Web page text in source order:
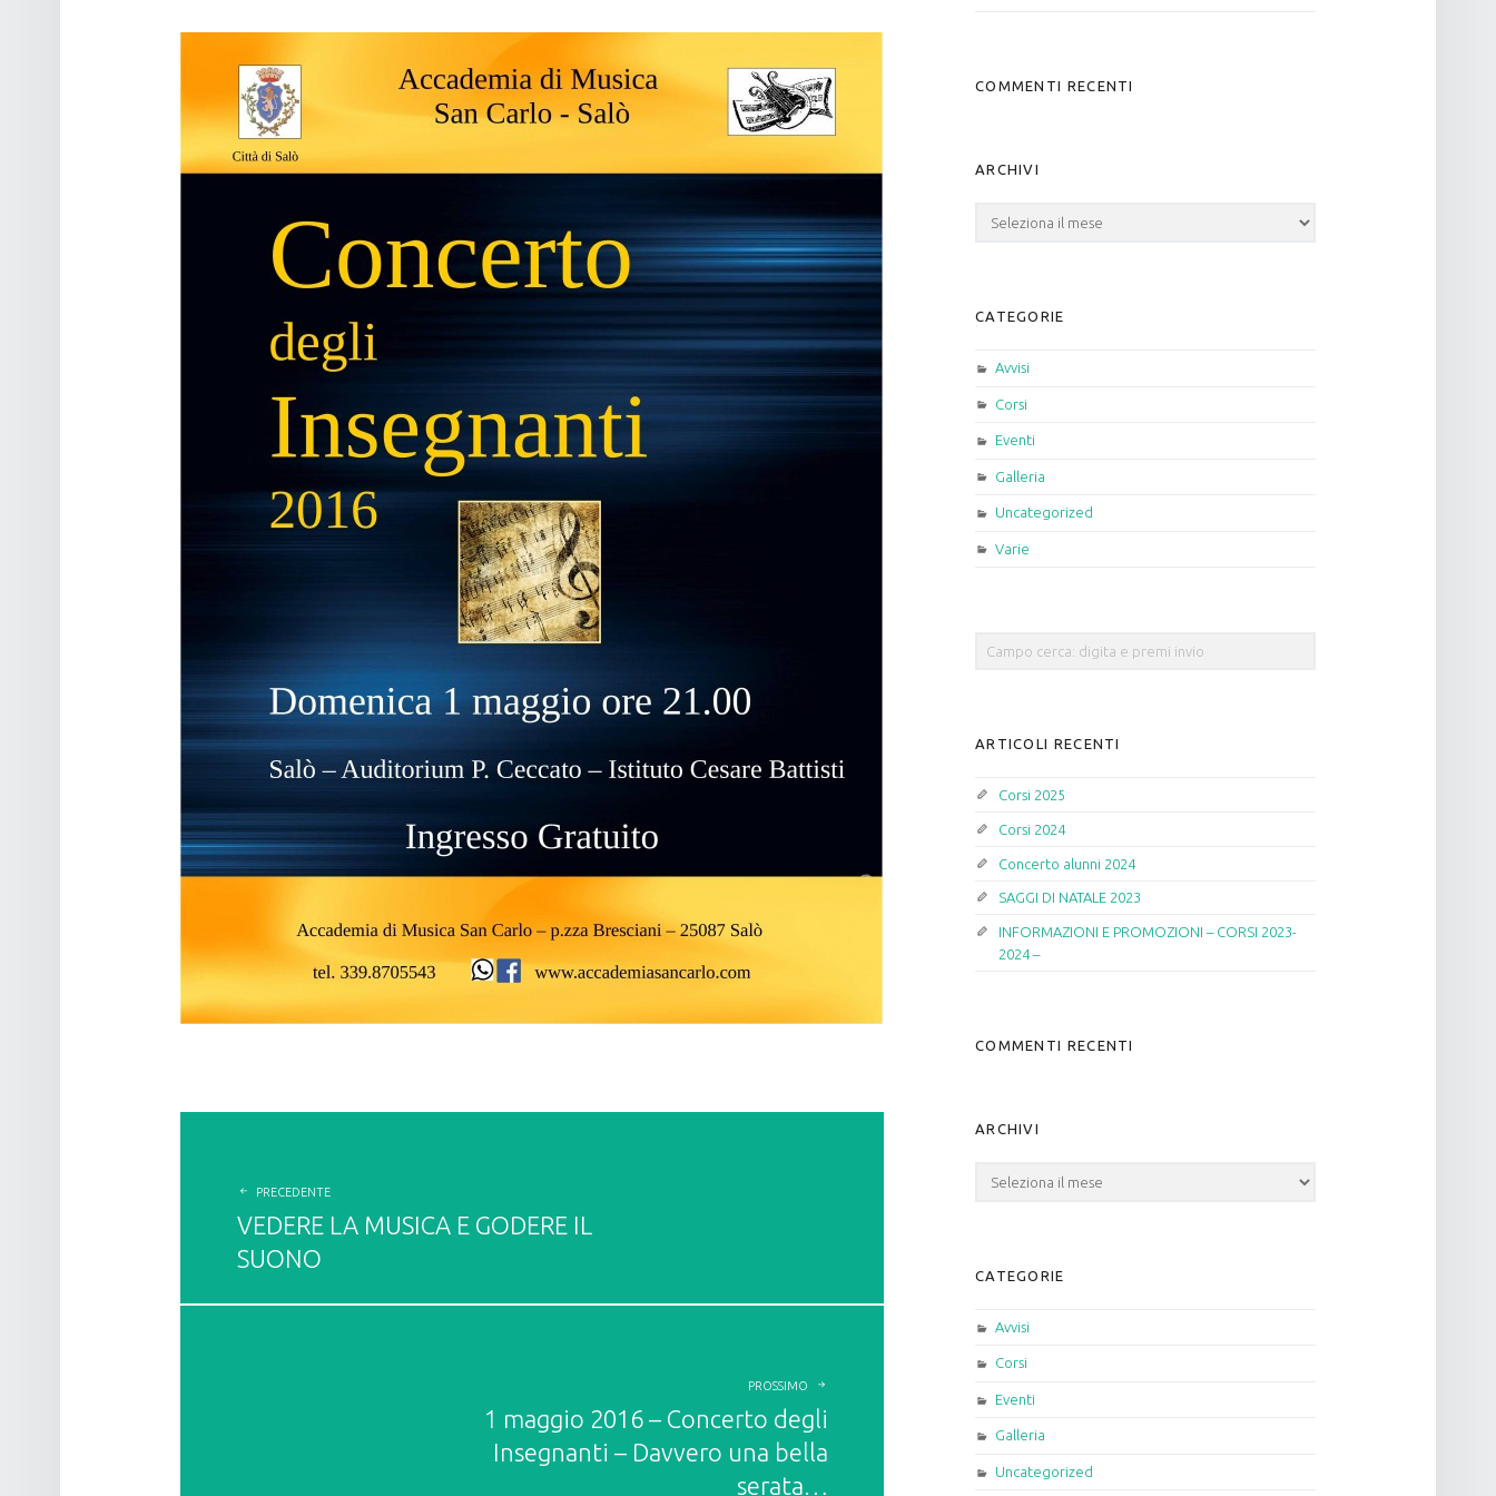
PRECEDENTE
VEDERE LA MUSICA E GODERE IL
SUONO
PROSSIMO
1 maggio 2016 – Concerto degli
Insegnanti – Davvero una bella
serata…
COMMENTI RECENTI
ARCHIVI
Archivi
CATEGORIE
Avvisi
Corsi
Eventi
Galleria
Uncategorized
Varie
ARTICOLI RECENTI
Corsi 2025
Corsi 2024
Concerto alunni 2024
SAGGI DI NATALE 2023
INFORMAZIONI E PROMOZIONI – CORSI 2023-
2024 –
COMMENTI RECENTI
ARCHIVI
Archivi
CATEGORIE
Avvisi
Corsi
Eventi
Galleria
Uncategorized